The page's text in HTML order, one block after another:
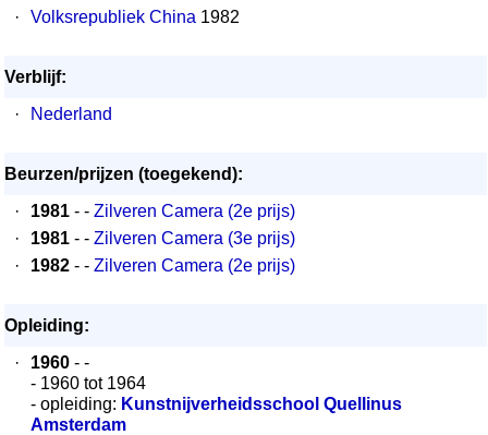
·
Volksrepubliek China 1982
Verblijf:
·
Nederland
Beurzen/prijzen (toegekend):
·
1981 - - Zilveren Camera (2e prijs)
·
1981 - - Zilveren Camera (3e prijs)
·
1982 - - Zilveren Camera (2e prijs)
Opleiding:
·
1960 - -
- 1960 tot 1964
- opleiding: Kunstnijverheidsschool Quellinus
Amsterdam